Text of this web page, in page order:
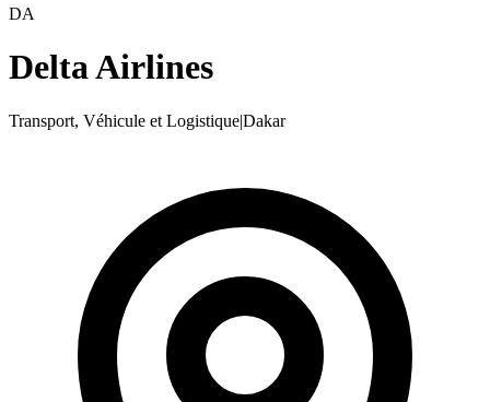
DA
Delta Airlines
Transport, Véhicule et Logistique|Dakar